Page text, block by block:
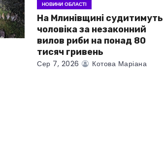
НОВИНИ ОБЛАСТІ
На Млинівщині судитимуть
чоловіка за незаконний
вилов риби на понад 80
тисяч гривень
Сер 7, 2026 Котова Маріана